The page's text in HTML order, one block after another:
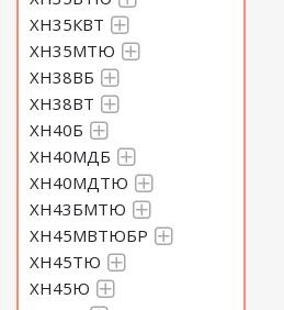
ХН35КВТ
ХН35МТЮ
ХН38ВБ
ХН38ВТ
ХН40Б
ХН40МДБ
ХН40МДТЮ
ХН43БМТЮ
ХН45МВТЮБР
ХН45ТЮ
ХН45Ю